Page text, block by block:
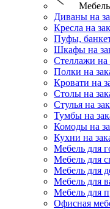
Мебель
Диваны на
Кресла на
Пуфы,
Шкафы на
Стеллажи на
Полки на
Кровати на
Столы на
Стулья на
Тумбы на
Комоды на
Кухни на
Мебель для
Мебель для
Мебель для
Мебель для
Мебель для
Офисная